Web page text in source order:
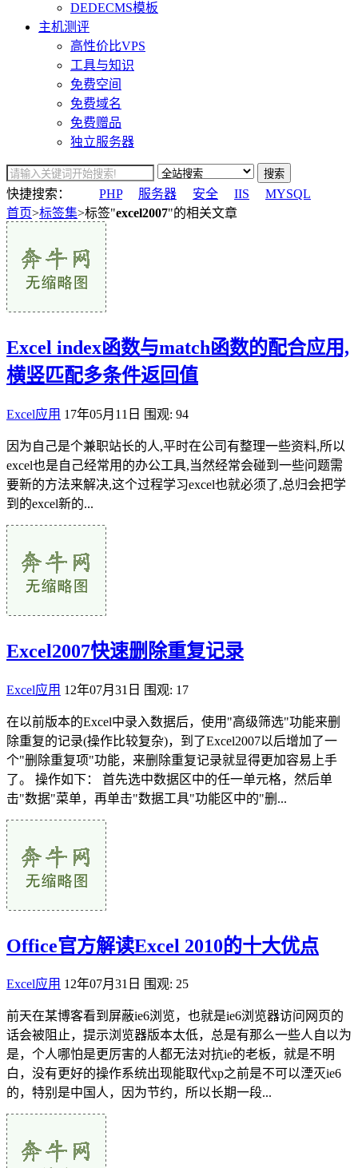
DEDECMS模板
主机测评
高性价比VPS
工具与知识
免费空间
免费域名
免费赠品
独立服务器
搜索
快捷搜索： PHP 服务器 安全 IIS
MYSQL
首页>标签集>标签"excel2007"的相关文章
Excel index函数与match函数的配合应用,
横竖匹配多条件返回值
Excel应用 17年05月11日 围观: 94
因为自己是个兼职站长的人,平时在公司有整理一些资料,所以
excel也是自己经常用的办公工具,当然经常会碰到一些问题需
要新的方法来解决,这个过程学习excel也就必须了,总归会把学
到的excel新的...
Excel2007快速删除重复记录
Excel应用 12年07月31日 围观: 17
在以前版本的Excel中录入数据后，使用"高级筛选"功能来删
除重复的记录(操作比较复杂)，到了Excel2007以后增加了一
个"删除重复项"功能，来删除重复记录就显得更加容易上手
了。 操作如下： 首先选中数据区中的任一单元格，然后单
击"数据"菜单，再单击"数据工具"功能区中的"删...
Office官方解读Excel 2010的十大优点
Excel应用 12年07月31日 围观: 25
前天在某博客看到屏蔽ie6浏览，也就是ie6浏览器访问网页的
话会被阻止，提示浏览器版本太低，总是有那么一些人自以为
是，个人哪怕是更厉害的人都无法对抗ie的老板，就是不明
白，没有更好的操作系统出现能取代xp之前是不可以湮灭ie6
的，特别是中国人，因为节约，所以长期一段...